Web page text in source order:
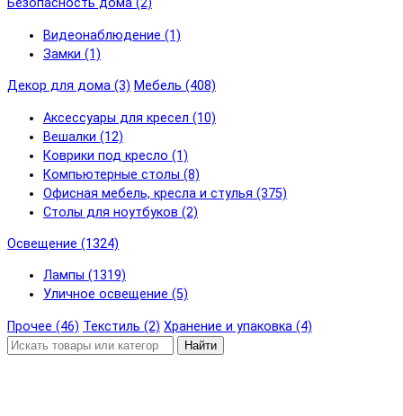
Безопасность дома (2)
Видеонаблюдение (1)
Замки (1)
Декор для дома (3) Мебель (408)
Аксессуары для кресел (10)
Вешалки (12)
Коврики под кресло (1)
Компьютерные столы (8)
Офисная мебель, кресла и стулья (375)
Столы для ноутбуков (2)
Освещение (1324)
Лампы (1319)
Уличное освещение (5)
Прочее (46) Текстиль (2) Хранение и упаковка (4)
Найти